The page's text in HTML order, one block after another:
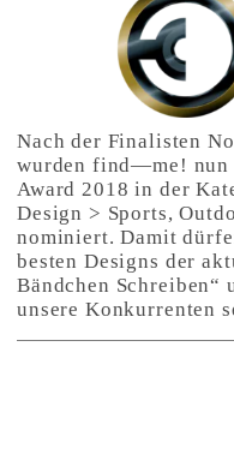
Nach der Finalisten
wurden find—me! nun
Award 2018 in der
Design > Sports,
nominiert. Damit
besten Designs der
Bändchen Schreiben“
unsere Konkurrenten